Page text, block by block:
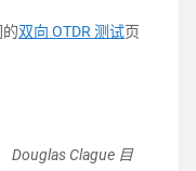
双向 OTDR 测试页
Douglas Clague 目